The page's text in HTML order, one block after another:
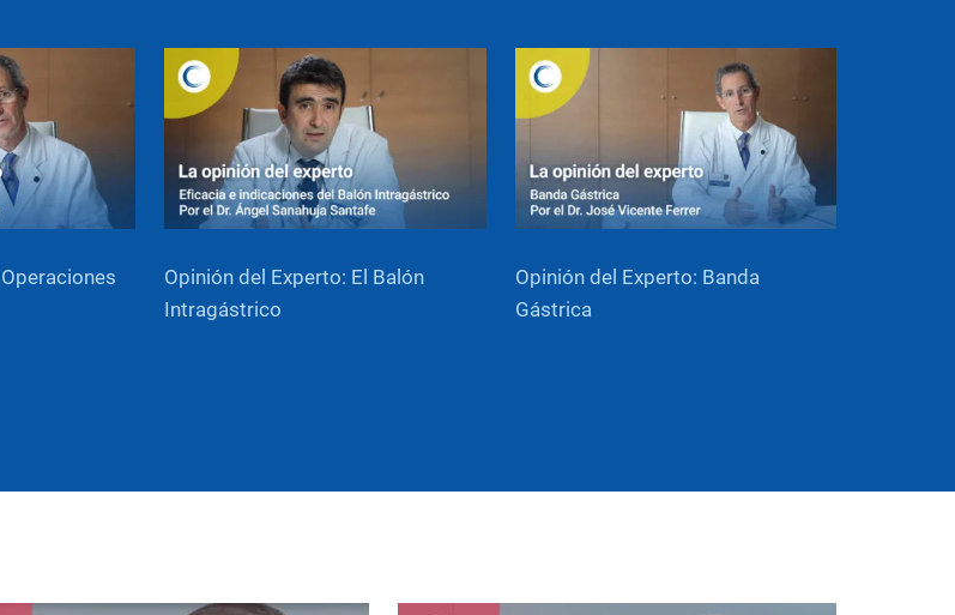
Opinión del Experto: El Balón
Intragástrico
Opinión del Experto: Banda
Gástrica